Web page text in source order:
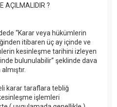
AÇILMALIDIR ?
“Karar veya hükümlerin
itibaren üç ay içinde ve
kesinleşme tarihini izleyen
bulunulabilir” şeklinde dava
karar taraflara tebliğ
işlemleri